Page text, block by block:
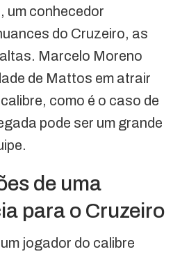
um conhecedor
do Cruzeiro, as
Marcelo Moreno
de Mattos em atrair
como é o caso de
pode ser um grande
de uma
para o Cruzeiro
jogador do calibre